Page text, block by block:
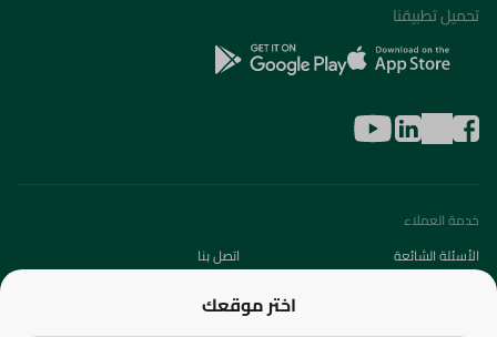
اختر موقعك
تحميل تطبيقنا
خدمة العملاء
الأسئلة الشائعة
اتصل بنا